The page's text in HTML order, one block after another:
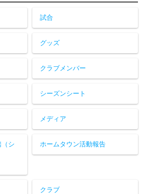
試合
グッズ
クラブメンバー
シーズンシート
メディア
シ ホームタウン活動報告
クラブ